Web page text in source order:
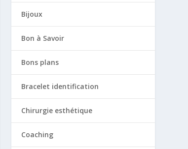
Bijoux
Bon à Savoir
Bons plans
Bracelet identification
Chirurgie esthétique
Coaching